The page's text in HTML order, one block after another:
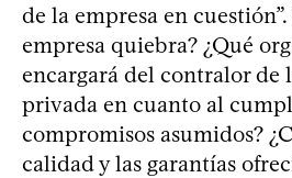
de la empresa en cuestión”.
empresa quiebra? ¿Qué
encargará del contralor de
privada en cuanto al
compromisos asumidos?
calidad y las garantías